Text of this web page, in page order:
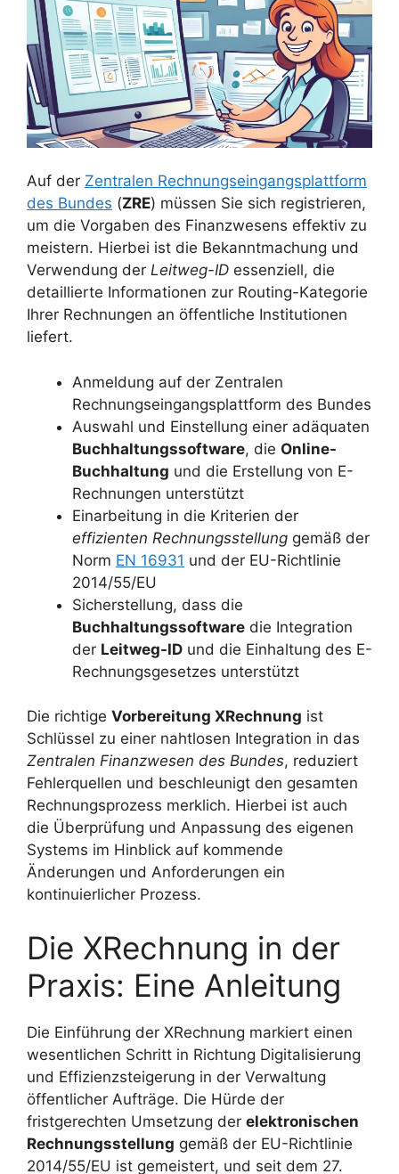
Auf der Zentralen Rechnungseingangsplattform
des Bundes (ZRE) müssen Sie sich registrieren,
um die Vorgaben des Finanzwesens effektiv zu
meistern. Hierbei ist die Bekanntmachung und
Verwendung der Leitweg-ID essenziell, die
detaillierte Informationen zur Routing-Kategorie
Ihrer Rechnungen an öffentliche Institutionen
liefert.
Anmeldung auf der Zentralen
Rechnungseingangsplattform des Bundes
Auswahl und Einstellung einer adäquaten
Buchhaltungssoftware, die Online-
Buchhaltung und die Erstellung von E-
Rechnungen unterstützt
Einarbeitung in die Kriterien der
effizienten Rechnungsstellung gemäß der
Norm EN 16931 und der EU-Richtlinie
2014/55/EU
Sicherstellung, dass die
Buchhaltungssoftware die Integration
der Leitweg-ID und die Einhaltung des E-
Rechnungsgesetzes unterstützt
Die richtige Vorbereitung XRechnung ist
Schlüssel zu einer nahtlosen Integration in das
Zentralen Finanzwesen des Bundes, reduziert
Fehlerquellen und beschleunigt den gesamten
Rechnungsprozess merklich. Hierbei ist auch
die Überprüfung und Anpassung des eigenen
Systems im Hinblick auf kommende
Änderungen und Anforderungen ein
kontinuierlicher Prozess.
Die XRechnung in der
Praxis: Eine Anleitung
Die Einführung der XRechnung markiert einen
wesentlichen Schritt in Richtung Digitalisierung
und Effizienzsteigerung in der Verwaltung
öffentlicher Aufträge. Die Hürde der
fristgerechten Umsetzung der elektronischen
Rechnungsstellung gemäß der EU-Richtlinie
2014/55/EU ist gemeistert, und seit dem 27.